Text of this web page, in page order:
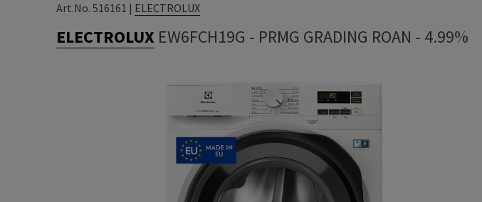
Art.No. 516161 | ELECTROLUX
ELECTROLUX EW6FCH19G - PRMG GRADING ROAN - 4.99%